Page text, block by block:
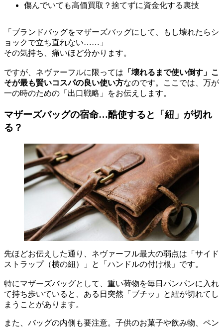
傷んでいても高価買取？捨てずに資金化する裏技
「ブランドバッグをマザーズバッグにして、もし壊れたらシ
ョックで立ち直れない……」
その気持ち、痛いほど分かります。
ですが、ネヴァーフルに限っては 「壊れるまで使い倒す」こ
そが最も賢いコスパの良い使い方なのです。ここでは、万が
一の時のための「出口戦略」をお伝えします。
マザーズバッグの宿命…酷使すると「紐」が切れ
る？
先ほどお伝えした通り、ネヴァーフル最大の弱点は「サイド
ストラップ（横の紐）」と「ハンドルの付け根」です。
特にマザーズバッグとして、重い荷物を毎日パンパンに入れ
て持ち歩いていると、ある日突然「ブチッ」と紐が切れてし
まうことがあります。
また、バッグの内側も要注意。子供のお菓子や飲み物、ペン